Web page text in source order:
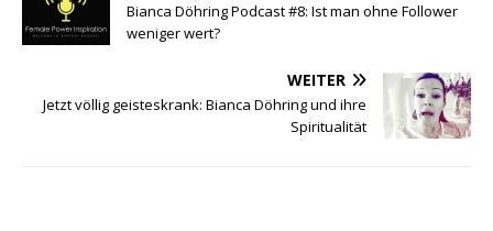
Bianca Döhring Podcast #8: Ist man ohne Follower
weniger wert?
WEITER
Jetzt völlig geisteskrank: Bianca Döhring und ihre
Spiritualität